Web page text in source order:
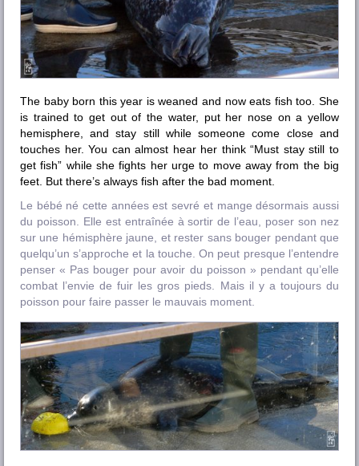
The baby born this year is weaned and now eats fish too. She
is trained to get out of the water, put her nose on a yellow
hemisphere, and stay still while someone come close and
touches her. You can almost hear her think “Must stay still to
get fish” while she fights her urge to move away from the big
feet. But there’s always fish after the bad moment.
Le bébé né cette années est sevré et mange désormais aussi
du poisson. Elle est entraînée à sortir de l’eau, poser son nez
sur une hémisphère jaune, et rester sans bouger pendant que
quelqu’un s’approche et la touche. On peut presque l’entendre
penser « Pas bouger pour avoir du poisson » pendant qu’elle
combat l’envie de fuir les gros pieds. Mais il y a toujours du
poisson pour faire passer le mauvais moment.